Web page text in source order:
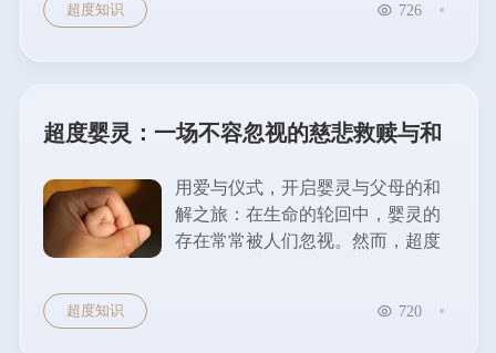
过往和解的心灵仪式。它并非是神
超度知识 726
超度婴灵：一场不容忽视的慈悲救赎与和
用爱与仪式，开启婴灵与父母的和
解之旅：在生命的轮回中，婴灵的
存在常常被人们忽视。然而，超度
重、灵魂的慰藉以及家庭的和谐。...
超度知识 720